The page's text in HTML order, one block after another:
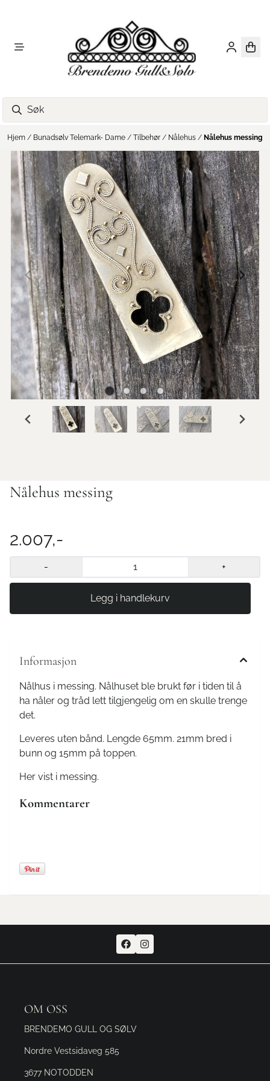
Hjem / Bunadsølv Telemark- Dame / Tilbehør / Nålehus / Nålehus messing
Nålehus messing
2.007,-
- +
Informasjon
Nålhus i messing. Nålhuset ble brukt før i tiden til å
ha nåler og tråd lett tilgjengelig om en skulle trenge
det.
Leveres uten bånd. Lengde 65mm. 21mm bred i
bunn og 15mm på toppen.
Her vist i messing.
Kommentarer
OM OSS
BRENDEMO GULL OG SØLV
Nordre Vestsidaveg 585
3677 NOTODDEN